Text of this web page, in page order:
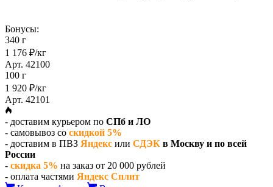
Бонусы:
340 г
1 176 ₽/кг
Арт. 42100
100 г
1 920 ₽/кг
Арт. 42101
- доставим курьером по СПб и ЛО
- самовывоз со скидкой 5%
- доставим в ПВЗ Яндекс или СДЭК в Москву и по всей
России
- скидка 5% на заказ от 20 000 рублей
- оплата частями Яндекс Сплит